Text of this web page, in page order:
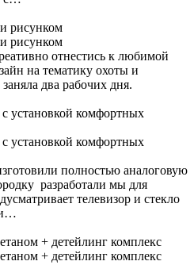
рисунком
рисунком
отнестись к любимой
на тематику охоты и
два рабочих дня.
установкой комфортных
установкой комфортных
полностью аналоговую
разработали мы для
телевизор и стекло
+ детейлинг комплекс
+ детейлинг комплекс